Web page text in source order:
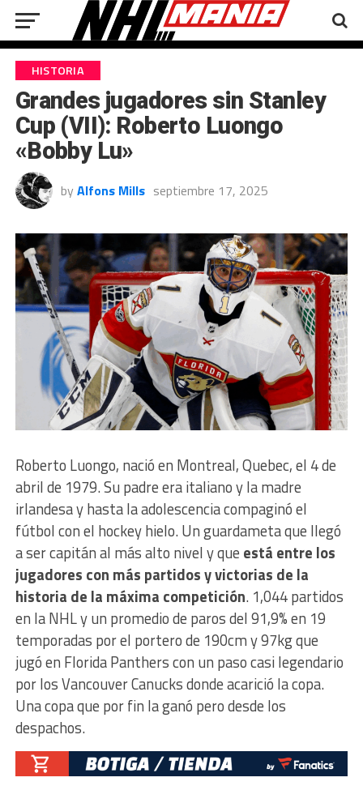
HISTORIA
Grandes jugadores sin Stanley
Cup (VII): Roberto Luongo
«Bobby Lu»
by Alfons Mills septiembre 17, 2025
Roberto Luongo, nació en Montreal, Quebec, el 4 de
abril de 1979. Su padre era italiano y la madre
irlandesa y hasta la adolescencia compaginó el
fútbol con el hockey hielo. Un guardameta que llegó
a ser capitán al más alto nivel y que está entre los
jugadores con más partidos y victorias de la
historia de la máxima competición. 1,044 partidos
en la NHL y un promedio de paros del 91,9% en 19
temporadas por el portero de 190cm y 97kg que
jugó en Florida Panthers con un paso casi legendario
por los Vancouver Canucks donde acarició la copa.
Una copa que por fin la ganó pero desde los
despachos.